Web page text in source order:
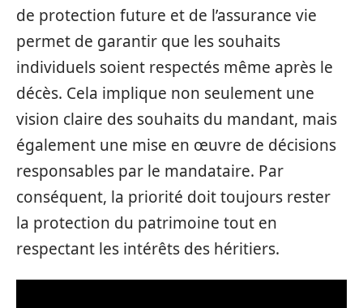
de protection future et de l’assurance vie
permet de garantir que les souhaits
individuels soient respectés même après le
décès. Cela implique non seulement une
vision claire des souhaits du mandant, mais
également une mise en œuvre de décisions
responsables par le mandataire. Par
conséquent, la priorité doit toujours rester
la protection du patrimoine tout en
respectant les intérêts des héritiers.